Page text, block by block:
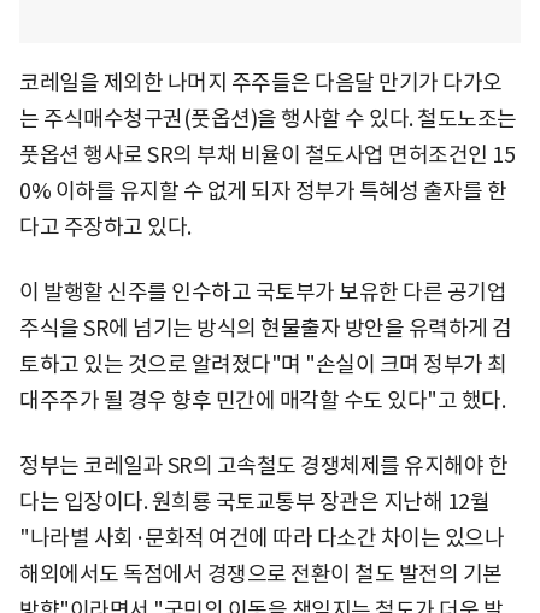
코레일을 제외한 나머지 주주들은 다음달 만기가 다가오
는 주식매수청구권(풋옵션)을 행사할 수 있다. 철도노조는
풋옵션 행사로 SR의 부채 비율이 철도사업 면허조건인 15
0% 이하를 유지할 수 없게 되자 정부가 특혜성 출자를 한
다고 주장하고 있다.
이 발행할 신주를 인수하고 국토부가 보유한 다른 공기업
주식을 SR에 넘기는 방식의 현물출자 방안을 유력하게 검
토하고 있는 것으로 알려졌다"며 "손실이 크며 정부가 최
대주주가 될 경우 향후 민간에 매각할 수도 있다"고 했다.
정부는 코레일과 SR의 고속철도 경쟁체제를 유지해야 한
다는 입장이다. 원희룡 국토교통부 장관은 지난해 12월
"나라별 사회·문화적 여건에 따라 다소간 차이는 있으나
해외에서도 독점에서 경쟁으로 전환이 철도 발전의 기본